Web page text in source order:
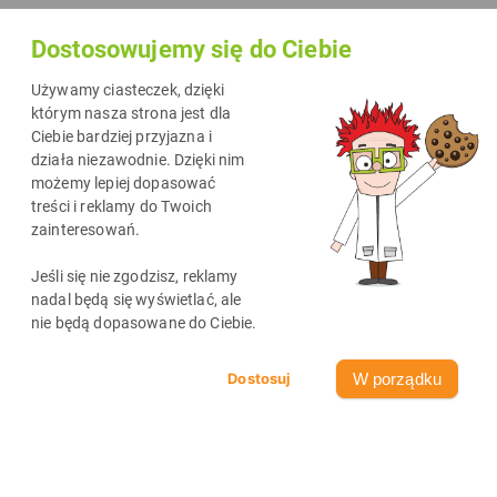
Dostosowujemy się do Ciebie
Używamy ciasteczek, dzięki
którym nasza strona jest dla
Ciebie bardziej przyjazna i
działa niezawodnie. Dzięki nim
możemy lepiej dopasować
treści i reklamy do Twoich
zainteresowań.
Jeśli się nie zgodzisz, reklamy
nadal będą się wyświetlać, ale
nie będą dopasowane do Ciebie.
W porządku
jednocześnie sprawić, by zajęcia były jeszcze bardziej
staje się nieodłącznym elementem edukacji, z pomocą
przychodzi sztuczna inteligencja! Brzmi jak coś
skomplikowanego? Nic bardziej mylnego! Dzięki prostym w
obsłudze aplikacjom AI, które nie wymagają specjalistycznej
wiedzy ani doświadczenia, możesz wprowadzić do swoich
lekcji nową jakość. Te narzędzia zostały stworzone z myślą o
nauczycielach takich jak Ty – gotowych, by spróbować czegoś
nowego i ułatwić sobie pracę.